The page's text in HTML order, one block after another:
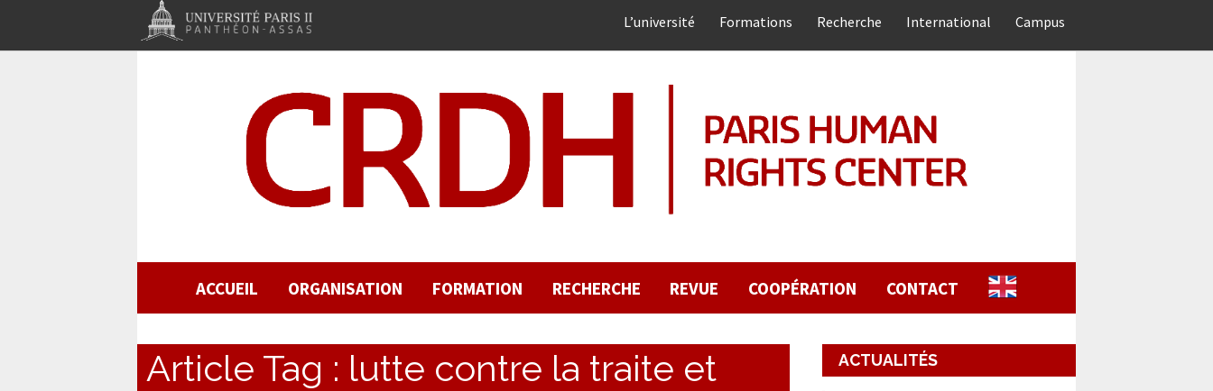
L’université Formations Recherche International Campus
ACCUEIL ORGANISATION FORMATION RECHERCHE REVUE COOPÉRATION CONTACT
Article Tag : lutte contre la traite et
ACTUALITÉS